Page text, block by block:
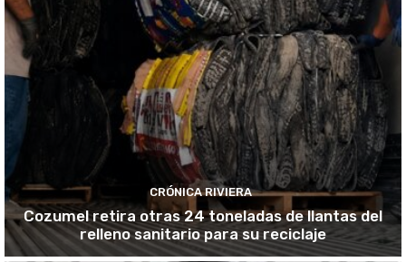
CRÓNICA RIVIERA
Cozumel retira otras 24 toneladas de llantas del
relleno sanitario para su reciclaje